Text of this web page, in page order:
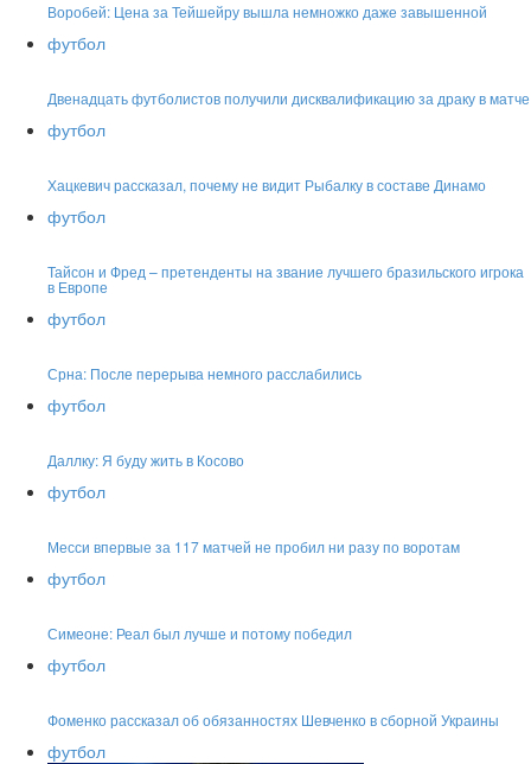
Воробей: Цена за Тейшейру вышла немножко даже завышенной
футбол
Двенадцать футболистов получили дисквалификацию за драку в матче
футбол
Хацкевич рассказал, почему не видит Рыбалку в составе Динамо
футбол
Тайсон и Фред – претенденты на звание лучшего бразильского игрока
в Европе
футбол
Срна: После перерыва немного расслабились
футбол
Даллку: Я буду жить в Косово
футбол
Месси впервые за 117 матчей не пробил ни разу по воротам
футбол
Симеоне: Реал был лучше и потому победил
футбол
Фоменко рассказал об обязанностях Шевченко в сборной Украины
футбол